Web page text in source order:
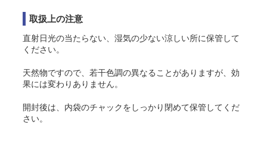
取扱上の注意
直射日光の当たらない、湿気の少ない涼しい所に保管して
ください。
天然物ですので、若干色調の異なることがありますが、効
果には変わりありません。
開封後は、内袋のチャックをしっかり閉めて保管してくだ
さい。